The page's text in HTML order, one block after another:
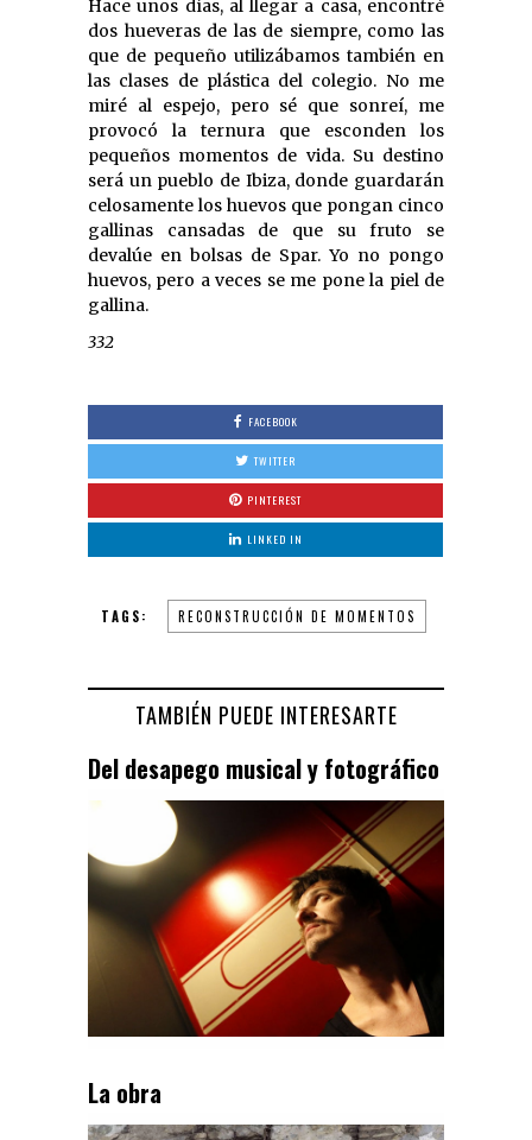
Hace unos días, al llegar a casa, encontré
dos hueveras de las de siempre, como las
que de pequeño utilizábamos también en
las clases de plástica del colegio. No me
miré al espejo, pero sé que sonreí, me
provocó la ternura que esconden los
pequeños momentos de vida. Su destino
será un pueblo de Ibiza, donde guardarán
celosamente los huevos que pongan cinco
gallinas cansadas de que su fruto se
devalúe en bolsas de Spar. Yo no pongo
huevos, pero a veces se me pone la piel de
gallina.
332
FACEBOOK
TWITTER
PINTEREST
LINKED IN
TAGS: RECONSTRUCCIÓN DE MOMENTOS
TAMBIÉN PUEDE INTERESARTE
Del desapego musical y fotográfico
La obra